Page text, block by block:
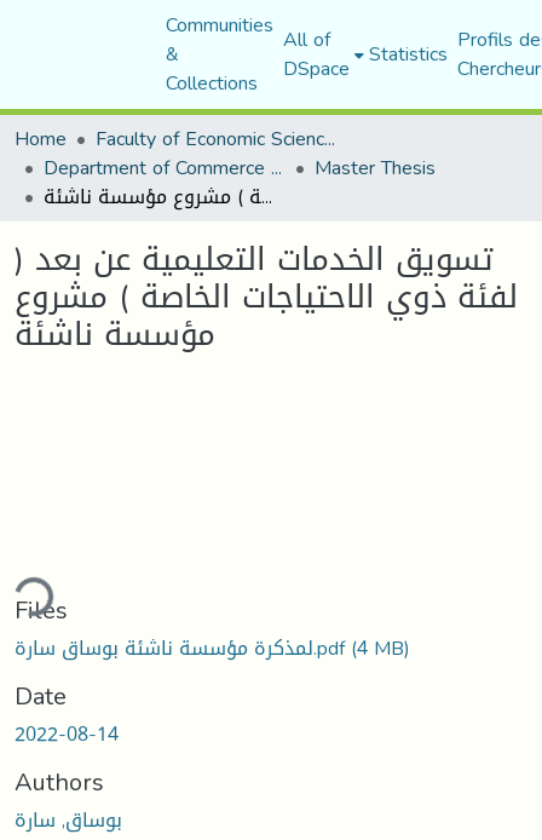
Communities
&
Collections
All of
DSpace Statistics Profils
Home
Faculty of Economic Sciences, Commerce and Management Sciences
Department of Commerce Science Master Thesis
تسويق الخدمات التعليمية عن بعد ( لفئة ذوي الاحتياجات الخاصة ) مشروع مؤسسة ناشئة
تسويق الخدمات التعليمية عن بعد (
لفئة ذوي الاحتياجات الخاصة ) مشروع
مؤسسة ناشئة
Files
لمذكرة مؤسسة ناشئة بوساق سارة.pdf(4 MB)
Date
2022-08-14
Authors
بوساق, سارة